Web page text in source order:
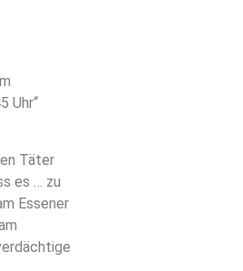
Uhr“
Täter
es … zu
Essener